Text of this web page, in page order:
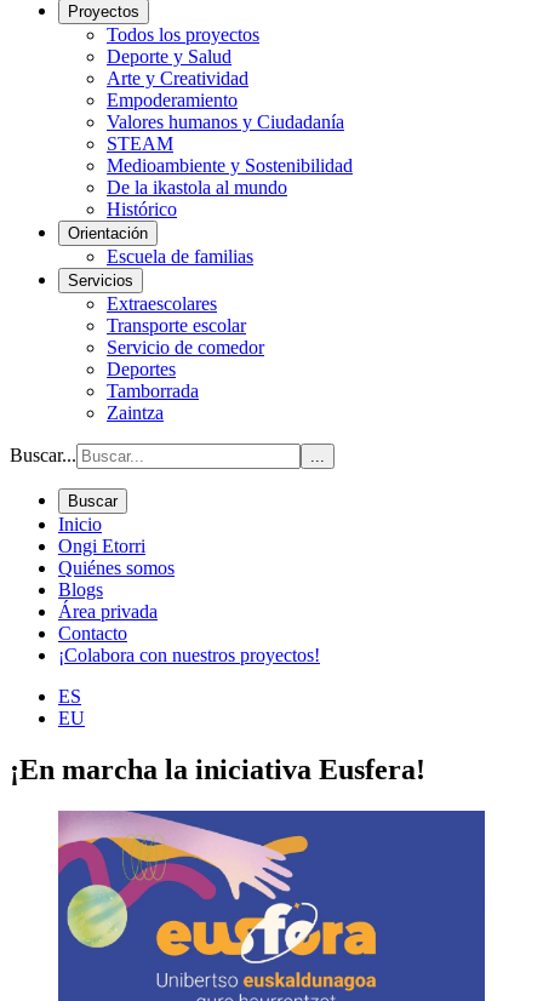
Proyectos
Todos los proyectos
Deporte y Salud
Arte y Creatividad
Empoderamiento
Valores humanos y Ciudadanía
STEAM
Medioambiente y Sostenibilidad
De la ikastola al mundo
Histórico
Orientación
Escuela de familias
Servicios
Extraescolares
Transporte escolar
Servicio de comedor
Deportes
Tamborrada
Zaintza
Buscar... ...
Buscar
Inicio
Ongi Etorri
Quiénes somos
Blogs
Área privada
Contacto
¡Colabora con nuestros proyectos!
ES
EU
¡En marcha la iniciativa Eusfera!